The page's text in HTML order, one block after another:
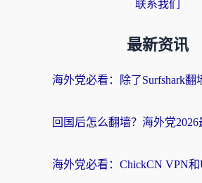
联系我们
最新资讯